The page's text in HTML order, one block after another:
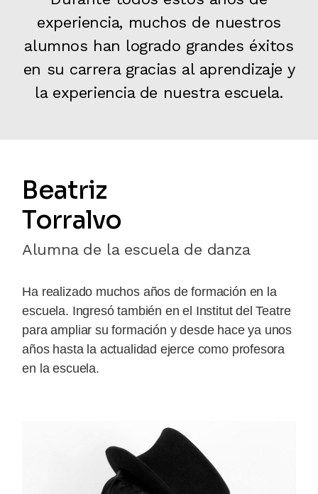
experiencia, muchos de nuestros
alumnos han logrado grandes éxitos
en su carrera gracias al aprendizaje y
la experiencia de nuestra escuela.
Beatriz
Torralvo
Alumna de la escuela de danza
Ha realizado muchos años de formación en la
escuela. Ingresó también en el Institut del Teatre
para ampliar su formación y desde hace ya unos
años hasta la actualidad ejerce como profesora
en la escuela.